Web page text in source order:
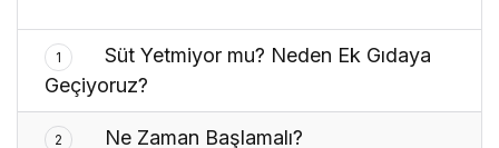
1
Süt Yetmiyor mu? Neden Ek Gıdaya
Geçiyoruz?
2 Ne Zaman Başlamalı?